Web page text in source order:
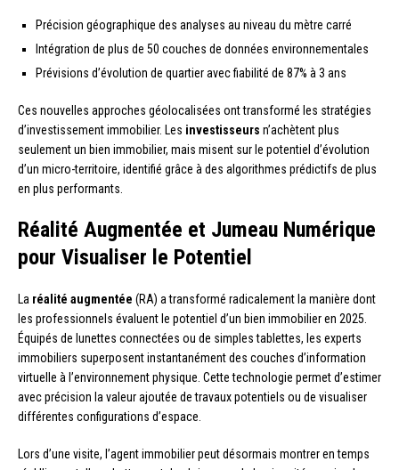
Précision géographique des analyses au niveau du mètre carré
Intégration de plus de 50 couches de données environnementales
Prévisions d’évolution de quartier avec fiabilité de 87% à 3 ans
Ces nouvelles approches géolocalisées ont transformé les stratégies
d’investissement immobilier. Les investisseurs n’achètent plus
seulement un bien immobilier, mais misent sur le potentiel d’évolution
d’un micro-territoire, identifié grâce à des algorithmes prédictifs de plus
en plus performants.
Réalité Augmentée et Jumeau Numérique
pour Visualiser le Potentiel
La réalité augmentée (RA) a transformé radicalement la manière dont
les professionnels évaluent le potentiel d’un bien immobilier en 2025.
Équipés de lunettes connectées ou de simples tablettes, les experts
immobiliers superposent instantanément des couches d’information
virtuelle à l’environnement physique. Cette technologie permet d’estimer
avec précision la valeur ajoutée de travaux potentiels ou de visualiser
différentes configurations d’espace.
Lors d’une visite, l’agent immobilier peut désormais montrer en temps